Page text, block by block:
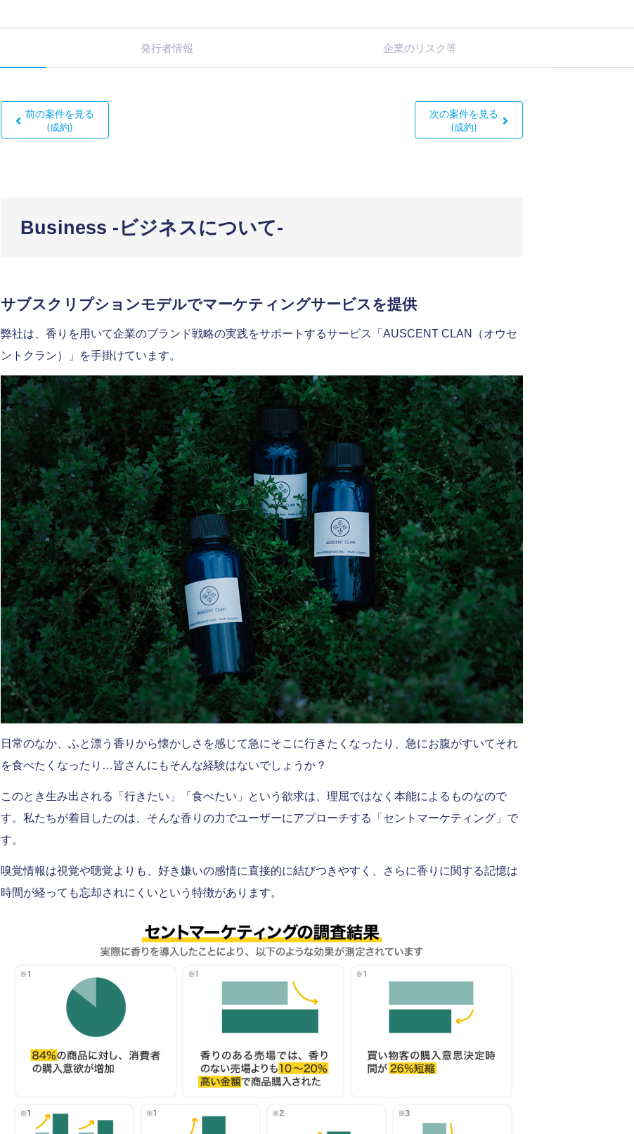
発行者情報 企業のリスク等
前の案件を見る
(成約)
次の案件を見る
(成約)
Business -ビジネスについて-
サブスクリプションモデルでマーケティングサービスを提供
弊社は、香りを用いて企業のブランド戦略の実践をサポートするサービス「AUSCENT CLAN（オウセ
ントクラン）」を手掛けています。
日常のなか、ふと漂う香りから懐かしさを感じて急にそこに行きたくなったり、急にお腹がすいてそれ
を食べたくなったり…皆さんにもそんな経験はないでしょうか？
このとき生み出される「行きたい」「食べたい」という欲求は、理屈ではなく本能によるものなので
す。私たちが着目したのは、そんな香りの力でユーザーにアプローチする「セントマーケティング」で
す。
嗅覚情報は視覚や聴覚よりも、好き嫌いの感情に直接的に結びつきやすく、さらに香りに関する記憶は
時間が経っても忘却されにくいという特徴があります。